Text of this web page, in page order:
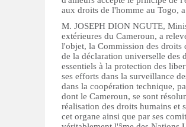
aux droits de l'homme au Togo,
M. JOSEPH DION NGUTE,
extérieures du Cameroun, a
l'objet, la Commission des droits
de la déclaration universelle des
essentiels à la protection des
ses efforts dans la surveillance
dans la coopération technique,
dont le Cameroun, se sont
réalisation des droits humains et
cet organe ainsi que par ses